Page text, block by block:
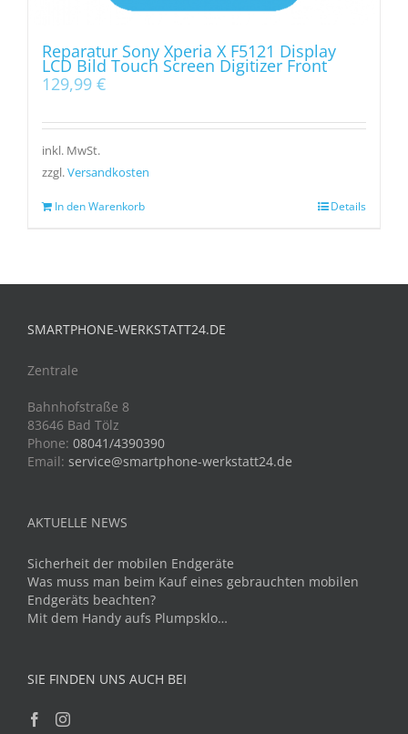
Reparatur Sony Xperia X F5121 Display
LCD Bild Touch Screen Digitizer Front
129,99 €
inkl. MwSt.
zzgl.Versandkosten
In den Warenkorb Details
SMARTPHONE-WERKSTATT24.DE
Zentrale
Bahnhofstraße 8
83646 Bad Tölz
Phone: 08041/4390390
Email: service@smartphone-werkstatt24.de
AKTUELLE NEWS
Sicherheit der mobilen Endgeräte
Was muss man beim Kauf eines gebrauchten mobilen
Endgeräts beachten?
Mit dem Handy aufs Plumpsklo…
SIE FINDEN UNS AUCH BEI